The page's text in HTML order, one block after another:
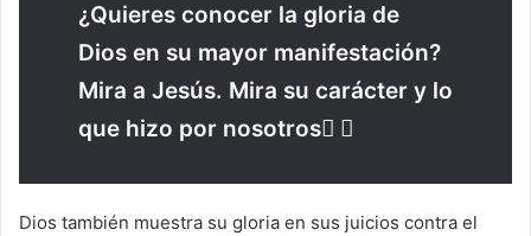
¿Quieres conocer la gloria de
Dios en su mayor manifestación?
Mira a Jesús. Mira su carácter y lo
que hizo por nosotros
Dios también muestra su gloria en sus juicios contra el